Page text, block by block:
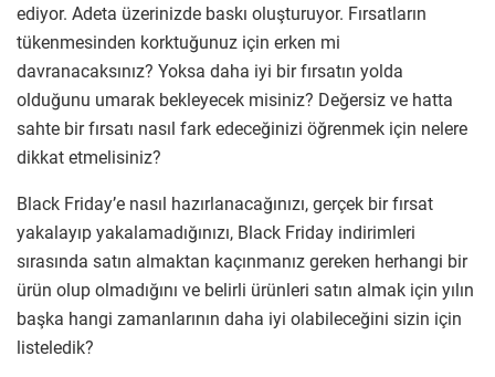
ediyor. Adeta üzerinizde baskı oluşturuyor. Fırsatların
tükenmesinden korktuğunuz için erken mi
davranacaksınız? Yoksa daha iyi bir fırsatın yolda
olduğunu umarak bekleyecek misiniz? Değersiz ve hatta
sahte bir fırsatı nasıl fark edeceğinizi öğrenmek için nelere
dikkat etmelisiniz?
Black Friday’e nasıl hazırlanacağınızı, gerçek bir fırsat
yakalayıp yakalamadığınızı, Black Friday indirimleri
sırasında satın almaktan kaçınmanız gereken herhangi bir
ürün olup olmadığını ve belirli ürünleri satın almak için yılın
başka hangi zamanlarının daha iyi olabileceğini sizin için
listeledik?